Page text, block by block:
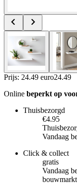
Prijs: 24.49 euro24.49
Online beperkt op
Thuisbezorgd
€4.95
Vandaag
Click & collect
gratis
Vandaag
bouwmarkt